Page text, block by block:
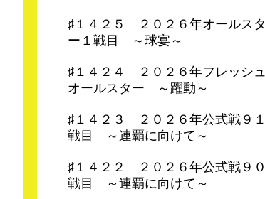
♯１４２５ ２０２６年オールスタ
ー１戦目 ～球宴～
♯１４２４ ２０２６年フレッシュ
オールスター ～躍動～
♯１４２３ ２０２６年公式戦９１
戦目 ～連覇に向けて～
♯１４２２ ２０２６年公式戦９０
戦目 ～連覇に向けて～